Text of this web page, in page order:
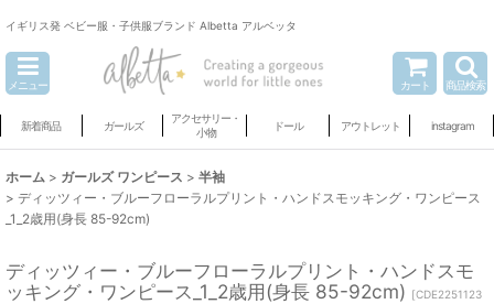
イギリス発 ベビー服・子供服ブランド Albetta アルベッタ
メニュー カート 商品検索
新着商品 ガールズ
アクセサリー・
小物
ドール アウトレット instagram
ホーム > ガールズ ワンピース > 半袖
> ディッツィー・ブルーフローラルプリント・ハンドスモッキング・ワンピース
_1_2歳用(身長 85-92cm)
ディッツィー・ブルーフローラルプリント・ハンドスモ
ッキング・ワンピース_1_2歳用(身長 85-92cm) [CDE2251123